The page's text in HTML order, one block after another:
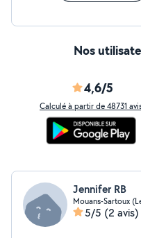
Nos
4,6/5
Calculé à partir de 48731
Jennifer RB
Mouans-Sartoux
5/5 (2 avis)